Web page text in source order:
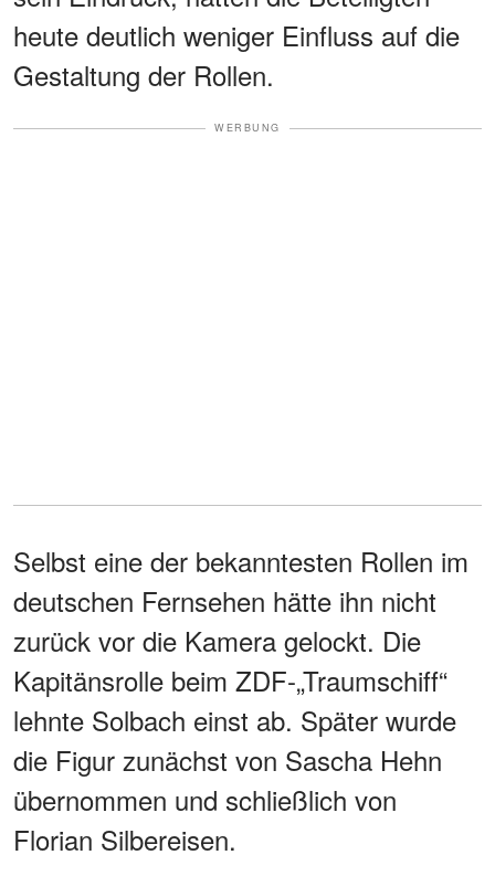
heute deutlich weniger Einfluss auf die
Gestaltung der Rollen.
WERBUNG
Selbst eine der bekanntesten Rollen im
deutschen Fernsehen hätte ihn nicht
zurück vor die Kamera gelockt. Die
Kapitänsrolle beim ZDF-„Traumschiff“
lehnte Solbach einst ab. Später wurde
die Figur zunächst von Sascha Hehn
übernommen und schließlich von
Florian Silbereisen.